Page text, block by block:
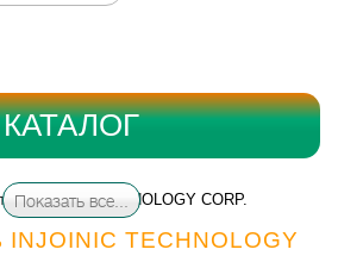
INJOINIC TECHNOLOGY CORP.
INJOINIC TECHNOLOGY
КАТАЛОГ
Показать все...